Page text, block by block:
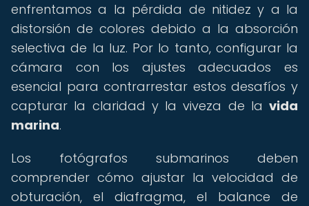
enfrentamos a la pérdida de nitidez y a la
distorsión de colores debido a la absorción
selectiva de la luz. Por lo tanto, configurar la
cámara con los ajustes adecuados es
esencial para contrarrestar estos desafíos y
capturar la claridad y la viveza de la vida
marina.
Los fotógrafos submarinos deben
comprender cómo ajustar la velocidad de
obturación, el diafragma, el balance de